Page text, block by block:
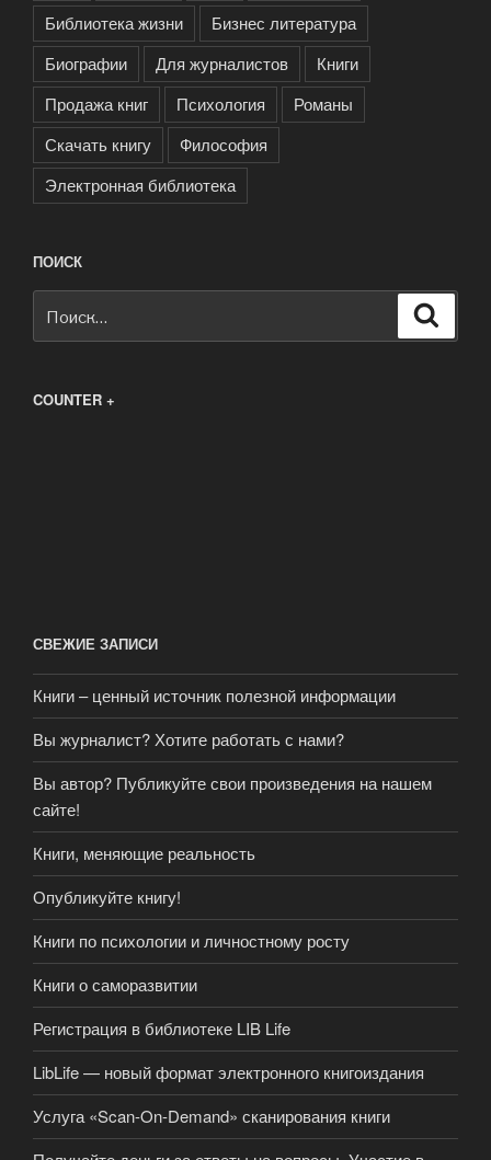
Библиотека жизни
Бизнес литература
Биографии
Для журналистов
Книги
Продажа книг
Психология
Романы
Скачать книгу
Философия
Электронная библиотека
ПОИСК
COUNTER +
СВЕЖИЕ ЗАПИСИ
Книги – ценный источник полезной информации
Вы журналист? Хотите работать с нами?
Вы автор? Публикуйте свои произведения на нашем
сайте!
Книги, меняющие реальность
Опубликуйте книгу!
Книги по психологии и личностному росту
Книги о саморазвитии
Регистрация в библиотеке LIB Life
LibLife — новый формат электронного книгоиздания
Услуга «Scan-On-Demand» сканирования книги